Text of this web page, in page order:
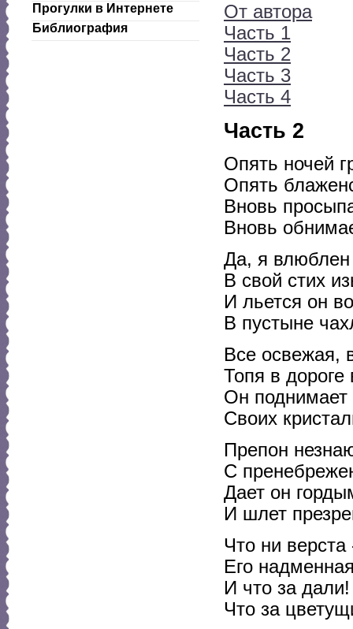
Прогулки в Интернете
Библиография
От автора
Часть 1
Часть 2
Часть 3
Часть 4
Часть 2
Опять ночей
Опять
Вновь
Вновь
Да, я влюблен
В свой стих
И льется он
В пустыне
Все освежая,
Топя в дороге
Он поднимает
Своих
Препон
С
Дает он
И шлет
Что ни
Его
И что за
Что за